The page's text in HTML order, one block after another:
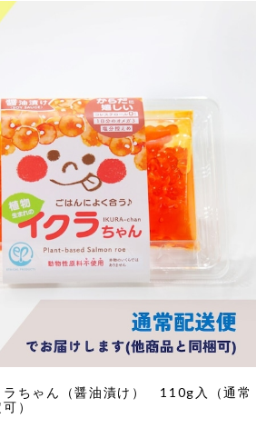
ラちゃん（醤油漬け） 110g入（通常
）